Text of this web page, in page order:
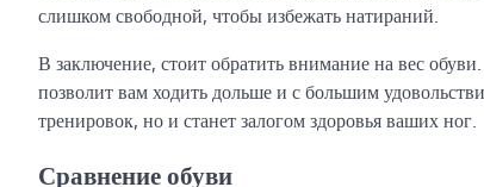
слишком свободной, чтобы избежать натираний.
В заключение, стоит обратить внимание на вес
позволит вам ходить дольше и с большим
тренировок, но и станет залогом здоровья ваших ног.
Сравнение обуви